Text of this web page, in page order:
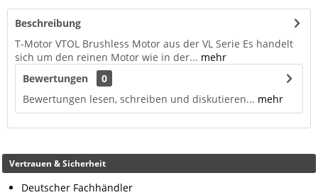
Beschreibung
T-Motor VTOL Brushless Motor aus der VL Serie Es handelt
sich um den reinen Motor wie in der... mehr
Bewertungen
0
Bewertungen lesen, schreiben und diskutieren... mehr
Vertrauen & Sicherheit
Deutscher Fachhändler